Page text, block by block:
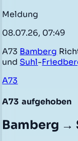
Meldung
08.07.26, 07:49
A73 Bamberg
und Suhl-
A73
A73 aufgehoben
Bamberg →